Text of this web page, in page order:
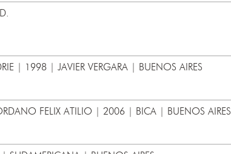
| 1998 | JAVIER VERGARA | BUENOS AIRES
FELIX ATILIO | 2006 | BICA | BUENOS AIRES